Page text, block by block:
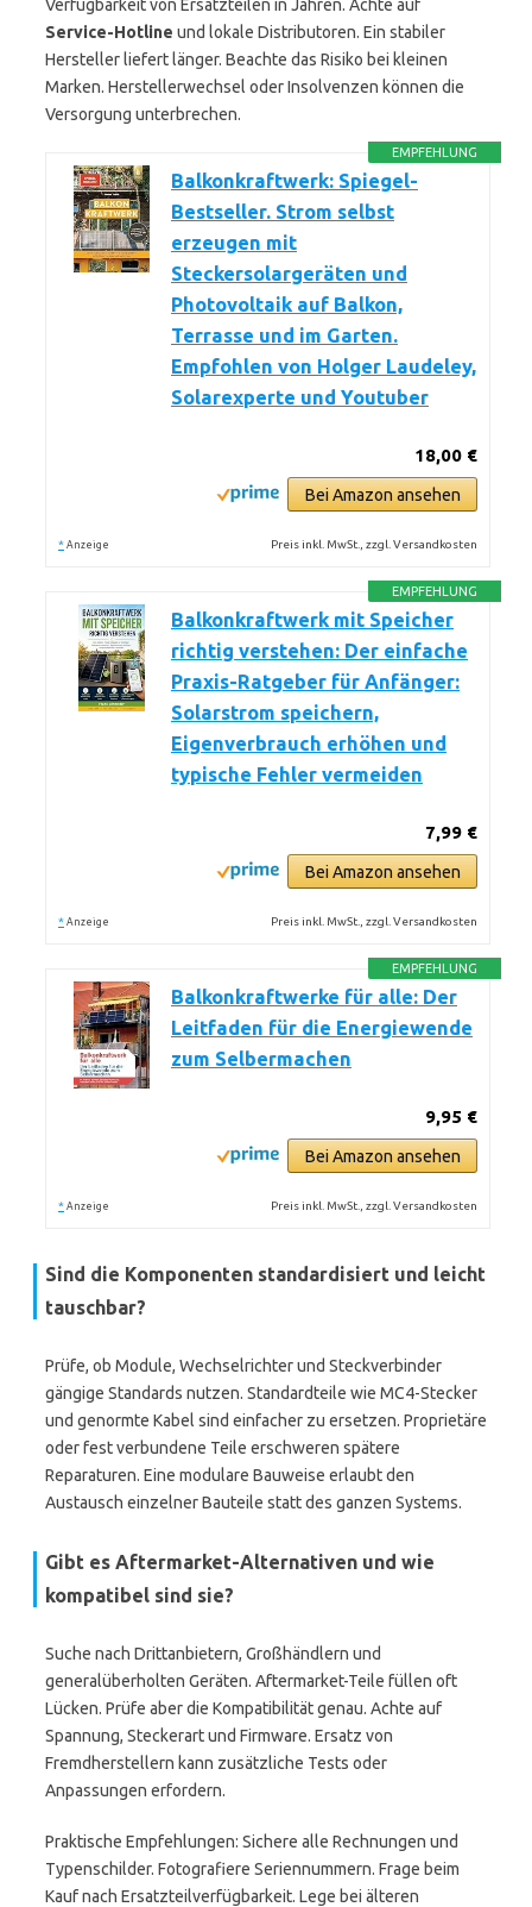
Verfügbarkeit von Ersatzteilen in Jahren. Achte auf
Service-Hotline und lokale Distributoren. Ein stabiler
Hersteller liefert länger. Beachte das Risiko bei kleinen
Marken. Herstellerwechsel oder Insolvenzen können die
Versorgung unterbrechen.
EMPFEHLUNG
Balkonkraftwerk: Spiegel-
Bestseller. Strom selbst
erzeugen mit
Steckersolargeräten und
Photovoltaik auf Balkon,
Terrasse und im Garten.
Empfohlen von Holger Laudeley,
Solarexperte und Youtuber
18,00 €
Bei Amazon ansehen
* Anzeige Preis inkl. MwSt., zzgl. Versandkosten
EMPFEHLUNG
Balkonkraftwerk mit Speicher
richtig verstehen: Der einfache
Praxis-Ratgeber für Anfänger:
Solarstrom speichern,
Eigenverbrauch erhöhen und
typische Fehler vermeiden
7,99 €
Bei Amazon ansehen
* Anzeige Preis inkl. MwSt., zzgl. Versandkosten
EMPFEHLUNG
Balkonkraftwerke für alle: Der
Leitfaden für die Energiewende
zum Selbermachen
9,95 €
Bei Amazon ansehen
* Anzeige Preis inkl. MwSt., zzgl. Versandkosten
Sind die Komponenten standardisiert und leicht
tauschbar?
Prüfe, ob Module, Wechselrichter und Steckverbinder
gängige Standards nutzen. Standardteile wie MC4-Stecker
und genormte Kabel sind einfacher zu ersetzen. Proprietäre
oder fest verbundene Teile erschweren spätere
Reparaturen. Eine modulare Bauweise erlaubt den
Austausch einzelner Bauteile statt des ganzen Systems.
Gibt es Aftermarket-Alternativen und wie
kompatibel sind sie?
Suche nach Drittanbietern, Großhändlern und
generalüberholten Geräten. Aftermarket-Teile füllen oft
Lücken. Prüfe aber die Kompatibilität genau. Achte auf
Spannung, Steckerart und Firmware. Ersatz von
Fremdherstellern kann zusätzliche Tests oder
Anpassungen erfordern.
Praktische Empfehlungen: Sichere alle Rechnungen und
Typenschilder. Fotografiere Seriennummern. Frage beim
Kauf nach Ersatzteilverfügbarkeit. Lege bei älteren